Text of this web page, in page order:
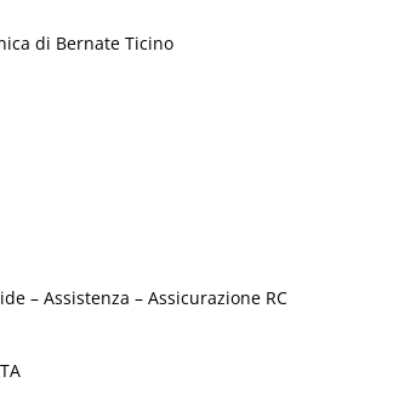
di Bernate Ticino
– Assistenza – Assicurazione RC